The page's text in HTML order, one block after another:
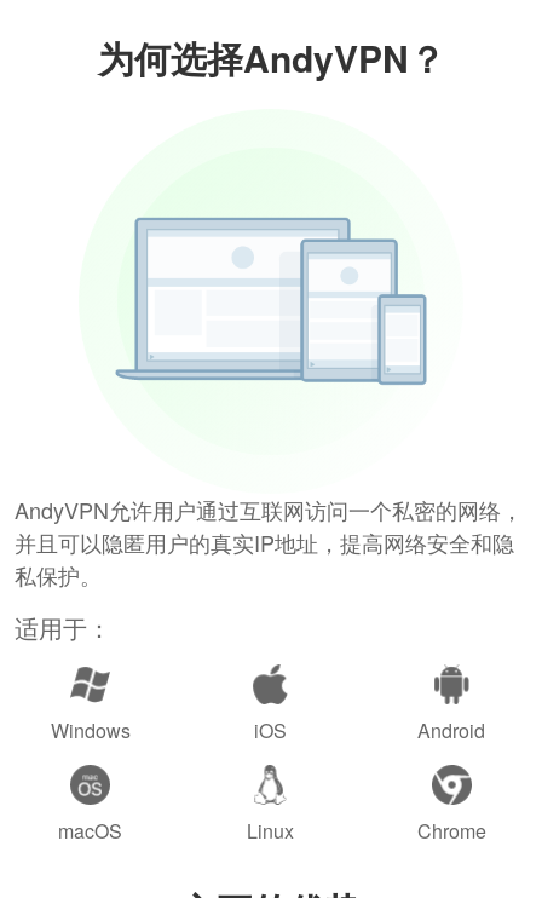
为何选择AndyVPN？
AndyVPN允许用户通过互联网访问一个私密的网络，
并且可以隐匿用户的真实IP地址，提高网络安全和隐
私保护。
适用于：
Windows iOS Android
macOS Linux Chrome